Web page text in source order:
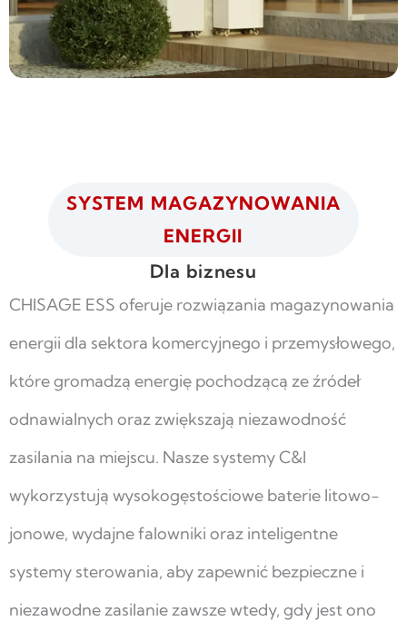
SYSTEM MAGAZYNOWANIA
ENERGII
Dla biznesu
CHISAGE ESS oferuje rozwiązania magazynowania
energii dla sektora komercyjnego i przemysłowego,
które gromadzą energię pochodzącą ze źródeł
odnawialnych oraz zwiększają niezawodność
zasilania na miejscu. Nasze systemy C&I
wykorzystują wysokogęstościowe baterie litowo-
jonowe, wydajne falowniki oraz inteligentne
systemy sterowania, aby zapewnić bezpieczne i
niezawodne zasilanie zawsze wtedy, gdy jest ono